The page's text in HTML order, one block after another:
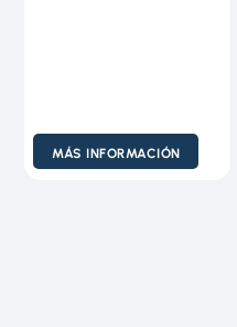
MÁS INFORMACIÓN